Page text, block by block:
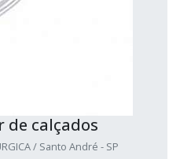
de calçados
/ Santo André - SP